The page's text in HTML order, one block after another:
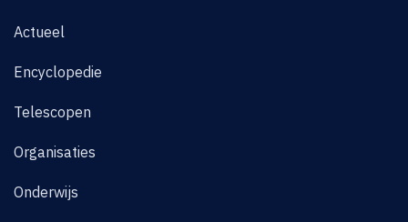
Actueel
Encyclopedie
Telescopen
Organisaties
Onderwijs